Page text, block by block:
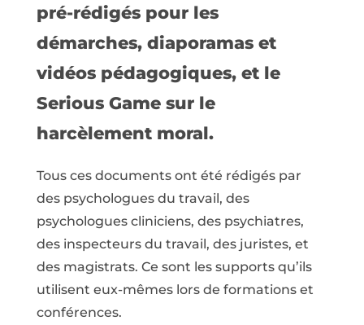
pré-rédigés pour les
démarches, diaporamas et
vidéos pédagogiques, et le
Serious Game sur le
harcèlement moral.
Tous ces documents ont été rédigés par
des psychologues du travail, des
psychologues cliniciens, des psychiatres,
des inspecteurs du travail, des juristes, et
des magistrats. Ce sont les supports qu’ils
utilisent eux-mêmes lors de formations et
conférences.